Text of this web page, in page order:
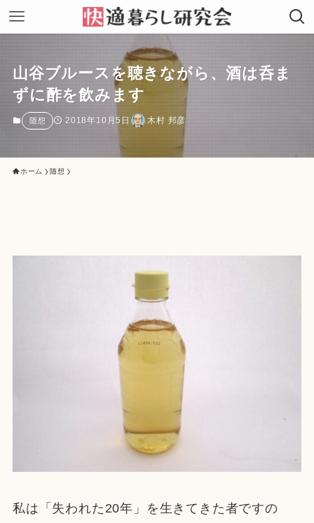
山谷ブルースを聴きながら、酒は呑ま
ずに酢を飲みます
随想 2018年10月5日 木村 邦彦
ホーム 随想
私は「失われた20年」を生きてきた者ですの